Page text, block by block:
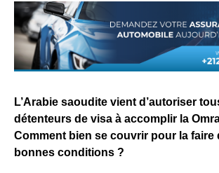
L’Arabie saoudite vient d’autoriser
détenteurs de visa à accomplir la
Comment bien se couvrir pour la faire
bonnes conditions ?